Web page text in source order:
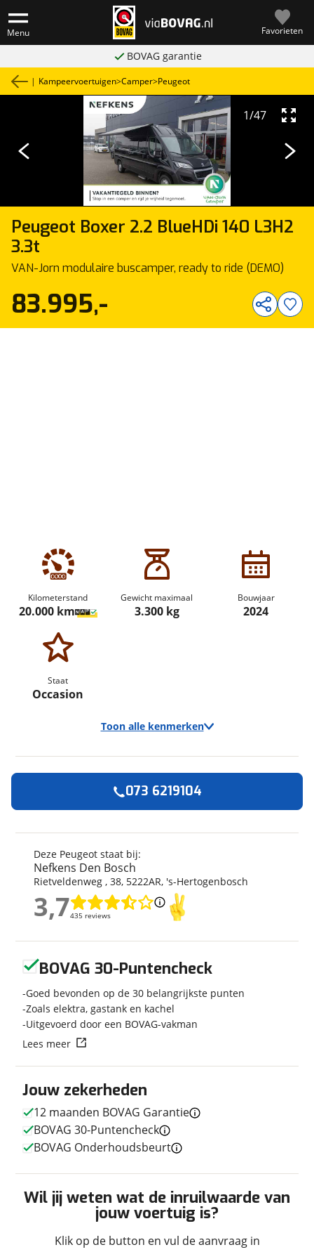
Menu Favorieten
BOVAG garantie
| Kampeervoertuigen>Camper>Peugeot
Peugeot Boxer 2.2 BlueHDi 140 L3H2
3.3t
VAN-Jorn modulaire buscamper, ready to ride (DEMO)
1/47
Kilometerstand
20.000 km
Gewicht maximaal
3.300 kg
Bouwjaar
2024
Staat
Occasion
Toon alle kenmerken
Merk
Peugeot
Model
Uitvoering
Boxer 2.2 BlueHDi 140
L3H2 3.3t
Kenteken
V18GBR
Modeljaar
2014
Leeftijd
2 jaar en 2 maanden
APK vervaldatum
26-06-2027
Carrosserievorm
Busmodel
Soort voertuig
Nieuw of occasion
Occasion
Techniek
Handgeschakeld
Aantal versnellingen
6
Motorinhoud
2.179 cc
4
Vermogen
140pk (103kW)
83.995,-
Deze Peugeot staat bij:
Nefkens Den Bosch
Rietveldenweg , 38, 5222AR, 's-Hertogenbosch
3,7435 reviews
3,7
073 6219104
Jouw zekerheden
12 maanden BOVAG Garantie
BOVAG 30-Puntencheck
BOVAG Onderhoudsbeurt
Wil jij weten wat de inruilwaarde van
jouw voertuig is?
Klik op de button en vul de aanvraag in
BOVAG 30-Puntencheck
Goed bevonden op de 30 belangrijkste punten
Zoals elektra, gastank en kachel
Uitgevoerd door een BOVAG-vakman
Lees meer